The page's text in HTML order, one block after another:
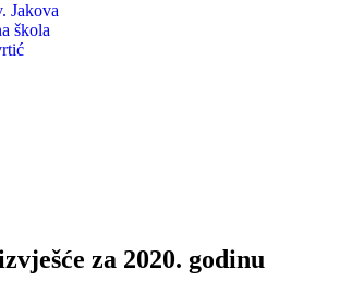
Jakova
škola
za 2020. godinu